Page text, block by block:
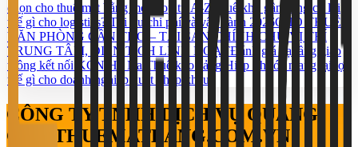
chọn cho thuê mặt bằng mở shop từ A-Z
Thuê kho gần cảng có lợi
thế gì cho logistics? Tối ưu chi phí và vận hành 2026CHO THUÊ
VĂN PHÒNG CẦN THƠ – TÀI SẢN CHÍNH CHỦ VỊ TRÍ
TRUNG TÂM, DIỆN TÍCH LINH HOẠTĐánh giá hạ tầng giao
thông kết nối KCN Hố Nai
Thuê kho cảng Hiệp Phước mang lại lợi
thế gì cho doanh nghiệp xuất nhập khẩu?
CÔNG TY TNHH DỊCH VỤ QUẢNG
CÁO THUEMATBANG.COM.VN